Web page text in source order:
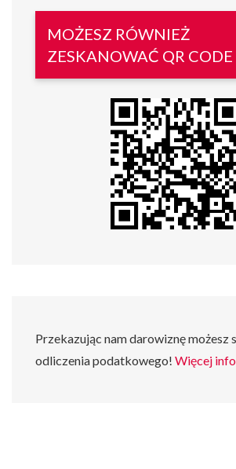
MOŻESZ RÓWNIEŻ
ZESKANOWAĆ QR CODE
Przekazując nam darowiznę możesz
odliczenia podatkowego! Więcej